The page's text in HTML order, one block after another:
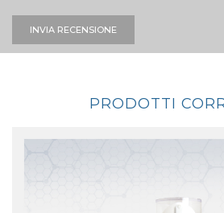
INVIA RECENSIONE
PRODOTTI